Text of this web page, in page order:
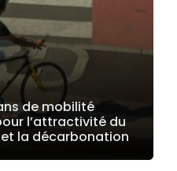
de mobilité
l’attractivité du
la décarbonation